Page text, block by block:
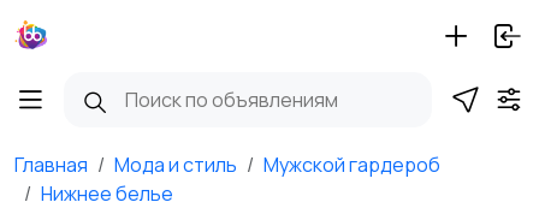
Главная Мода и стиль
Мужской гардероб
Нижнее белье